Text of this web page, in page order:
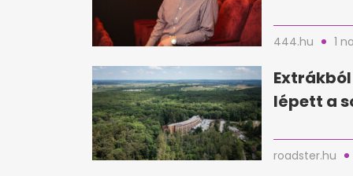
444.hu 1
lépett a
roadster.hu